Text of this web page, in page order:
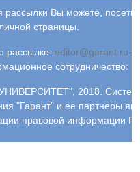
рассылки Вы можете,
страницы.
рассылке: editor@garant.ru
сотрудничество:
2018.
"Гарант" и ее партнеры
правовой информации